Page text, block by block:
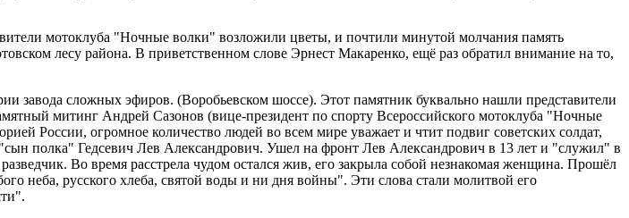
мотоклуба "Ночные волки" возложили цветы, и почтили минутой молчания память
лесу района. В приветственном слове Эрнест Макаренко, ещё раз обратил внимание на то,
сложных эфиров. (Воробьевском шоссе). Этот памятник буквально нашли представители
митинг Андрей Сазонов (вице-президент по спорту Всероссийского мотоклуба "Ночные
России, огромное количество людей во всем мире уважает и чтит подвиг советских солдат,
полка" Гедсевич Лев Александрович. Ушел на фронт Лев Александрович в 13 лет и "служил" в
Во время расстрела чудом остался жив, его закрыла собой незнакомая женщина. Прошёл
неба, русского хлеба, святой воды и ни дня войны". Эти слова стали молитвой его